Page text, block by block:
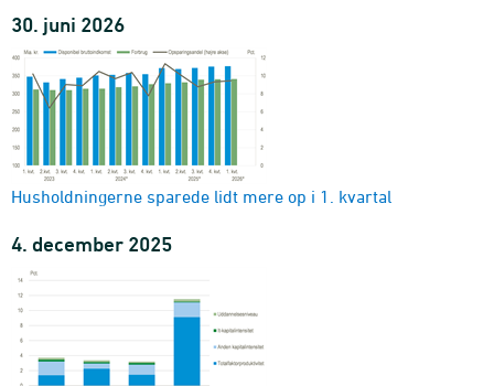
30. juni 2026
Husholdningerne sparede lidt mere op i 1. kvartal
4. december 2025